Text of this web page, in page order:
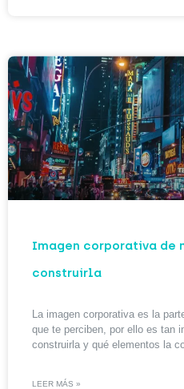
Imagen corporativa de
construirla
La imagen corporativa es la
que te perciben, por ello es tan
construirla y qué elementos la
LEER MÁS »